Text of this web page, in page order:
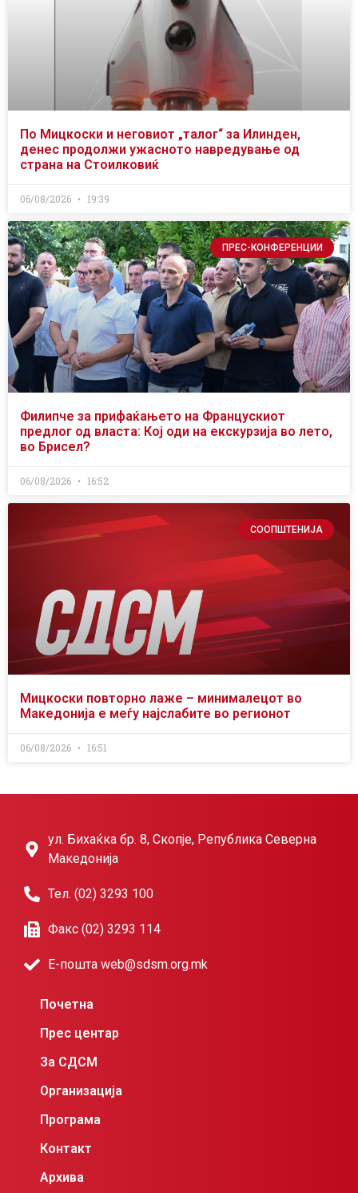
По Мицкоски и неговиот „талог“ за Илинден,
денес продолжи ужасното навредување од
страна на Стоилковиќ
06/08/2026 19:39
ПРЕС-КОНФЕРЕНЦИИ
Филипче за прифаќањето на Францускиот
предлог од власта: Кој оди на екскурзија во лето,
во Брисел?
06/08/2026 16:52
СООПШТЕНИЈА
Мицкоски повторно лаже – минималецот во
Македонија е меѓу најслабите во регионот
06/08/2026 16:51
ул. Бихаќка бр. 8, Скопје, Република Северна
Македонија
Тел. (02) 3293 100
Факс (02) 3293 114
Е-пошта web@sdsm.org.mk
Почетна
Прес центар
За СДСМ
Организација
Програма
Контакт
Архива